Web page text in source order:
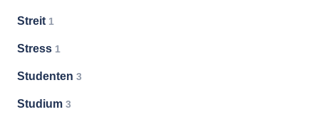
Streit 1
Stress 1
Studenten 3
Studium 3